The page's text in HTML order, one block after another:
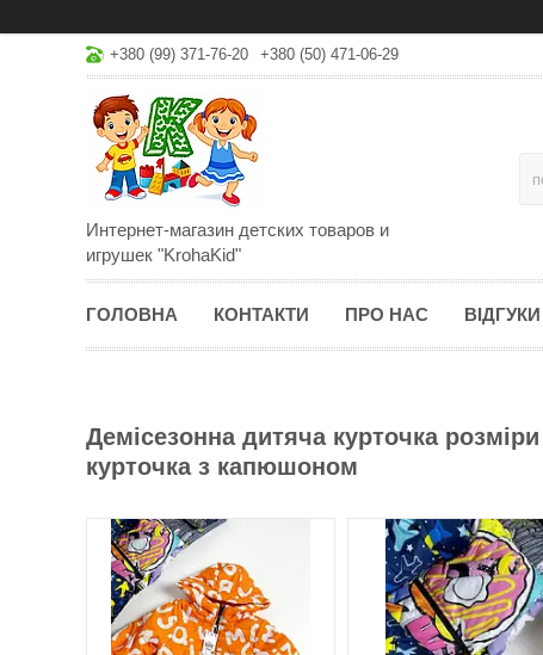
+380 (99) 371-76-20 +380 (50) 471-06-29
Интернет-магазин детских товаров и
игрушек "KrohaKid"
ГОЛОВНА КОНТАКТИ ПРО НАС ВІДГУКИ
Демісезонна дитяча курточка
курточка з капюшоном